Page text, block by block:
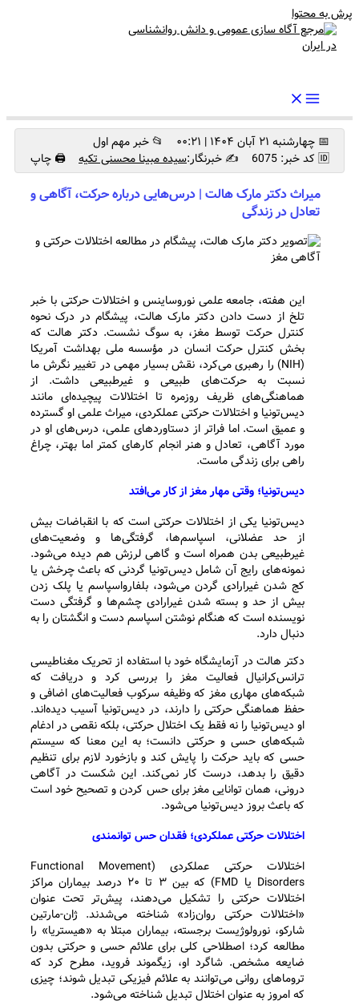
پرش به محتوا
📅 چهارشنبه ۲۱ آبان ۱۴۰۴ | ۰۰:۲۱
📂 خبر مهم اول
🆔 کد خبر: 6075
✍️ خبرنگار:سیده مبینا محسنی تکیه 🖨 چاپ
میراث دکتر مارک هالت | درس‌هایی درباره حرکت، آگاهی و
تعادل در زندگی
این هفته، جامعه علمی نوروساینس و اختلالات حرکتی با خبر
تلخ از دست دادن دکتر مارک هالت، پیشگام در درک نحوه
کنترل حرکت توسط مغز، به سوگ نشست. دکتر هالت که
بخش کنترل حرکت انسان در مؤسسه ملی بهداشت آمریکا
(NIH) را رهبری می‌کرد، نقش بسیار مهمی در تغییر نگرش ما
نسبت به حرکت‌های طبیعی و غیرطبیعی داشت. از
هماهنگی‌های ظریف روزمره تا اختلالات پیچیده‌ای مانند
دیس‌تونیا و اختلالات حرکتی عملکردی، میراث علمی او گسترده
و عمیق است. اما فراتر از دستاوردهای علمی، درس‌های او در
مورد آگاهی، تعادل و هنر انجام کارهای کمتر اما بهتر، چراغ
راهی برای زندگی ماست.
دیس‌تونیا؛ وقتی مهار مغز از کار می‌افتد
دیس‌تونیا یکی از اختلالات حرکتی است که با انقباضات بیش
از حد عضلانی، اسپاسم‌ها، گرفتگی‌ها و وضعیت‌های
غیرطبیعی بدن همراه است و گاهی لرزش هم دیده می‌شود.
نمونه‌های رایج آن شامل دیس‌تونیا گردنی که باعث چرخش یا
کج شدن غیرارادی گردن می‌شود، بلفارواسپاسم یا پلک زدن
بیش از حد و بسته شدن غیرارادی چشم‌ها و گرفتگی دست
نویسنده است که هنگام نوشتن اسپاسم دست و انگشتان را به
دنبال دارد.
دکتر هالت در آزمایشگاه خود با استفاده از تحریک مغناطیسی
ترانس‌کرانیال فعالیت مغز را بررسی کرد و دریافت که
شبکه‌های مهاری مغز که وظیفه سرکوب فعالیت‌های اضافی و
حفظ هماهنگی حرکتی را دارند، در دیس‌تونیا آسیب دیده‌اند.
او دیس‌تونیا را نه فقط یک اختلال حرکتی، بلکه نقصی در ادغام
شبکه‌های حسی و حرکتی دانست؛ به این معنا که سیستم
حسی که باید حرکت را پایش کند و بازخورد لازم برای تنظیم
دقیق را بدهد، درست کار نمی‌کند. این شکست در آگاهی
درونی، همان توانایی مغز برای حس کردن و تصحیح خود است
که باعث بروز دیس‌تونیا می‌شود.
اختلالات حرکتی عملکردی؛ فقدان حس توانمندی
اختلالات حرکتی عملکردی (Functional Movement
Disorders یا FMD) که بین ۳ تا ۲۰ درصد بیماران مراکز
اختلالات حرکتی را تشکیل می‌دهند، پیش‌تر تحت عنوان
«اختلالات حرکتی روان‌زاد» شناخته می‌شدند. ژان-مارتین
شارکو، نورولوژیست برجسته، بیماران مبتلا به «هیستریا» را
مطالعه کرد؛ اصطلاحی کلی برای علائم حسی و حرکتی بدون
ضایعه مشخص. شاگرد او، زیگموند فروید، مطرح کرد که
تروماهای روانی می‌توانند به علائم فیزیکی تبدیل شوند؛ چیزی
که امروز به عنوان اختلال تبدیل شناخته می‌شود.